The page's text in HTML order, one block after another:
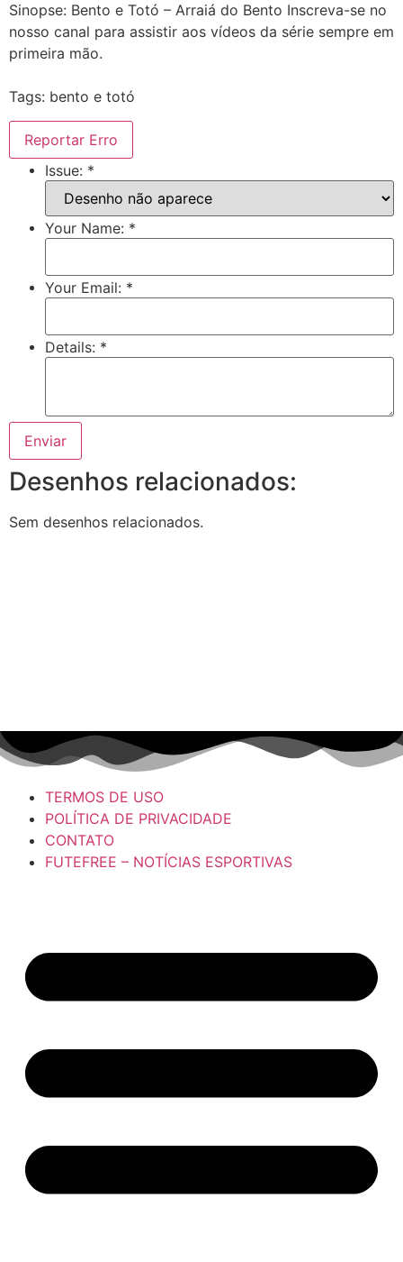
Sinopse: Bento e Totó – Arraiá do Bento Inscreva-se no
nosso canal para assistir aos vídeos da série sempre em
primeira mão.
Tags: bento e totó
Reportar Erro
Issue: *
Your Name: *
Your Email: *
Details: *
Enviar
Desenhos relacionados:
Sem desenhos relacionados.
TERMOS DE USO
POLÍTICA DE PRIVACIDADE
CONTATO
FUTEFREE – NOTÍCIAS ESPORTIVAS